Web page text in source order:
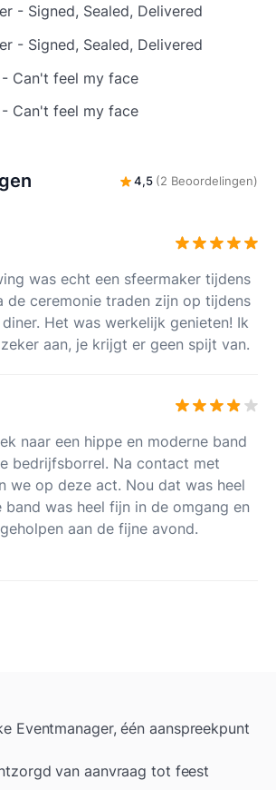
- Signed, Sealed, Delivered
- Signed, Sealed, Delivered
- Can't feel my face
- Can't feel my face
4,5 (2 Beoordelingen)
was echt een sfeermaker tijdens
de ceremonie traden zijn op tijdens
Het was werkelijk genieten! Ik
aan, je krijgt er geen spijt van.
naar een hippe en moderne band
bedrijfsborrel. Na contact met
we op deze act. Nou dat was heel
band was heel fijn in de omgang en
aan de fijne avond.
Eventmanager, één aanspreekpunt
van aanvraag tot feest